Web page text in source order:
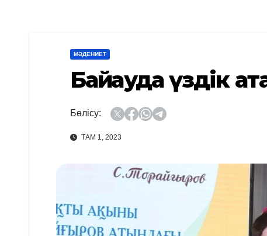
МӘДЕНИЕТ
Байқауда үздік
Бөлісу:
ТАМ 1, 2023